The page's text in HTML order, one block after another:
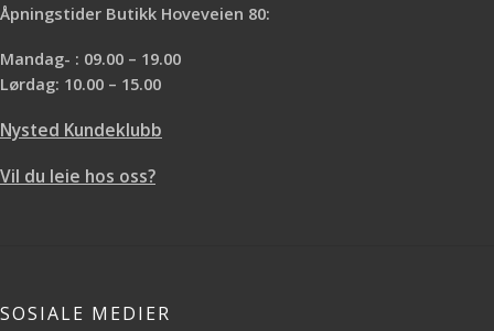
Åpningstider Butikk Hoveveien 80:
Mandag- : 09.00 – 19.00
Lørdag: 10.00 – 15.00
Nysted Kundeklubb
Vil du leie hos oss?
SOSIALE MEDIER